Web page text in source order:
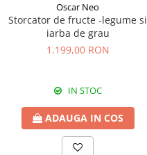
Oscar Neo
Storcator de fructe -legume si
iarba de grau
1.199,00 RON
IN STOC
ADAUGA IN COS